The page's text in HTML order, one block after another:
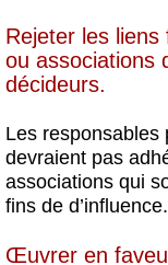
Rejeter les liens
ou associations
décideurs.
Les responsables
devraient pas
associations qui
fins de d’influence.
Œuvrer en